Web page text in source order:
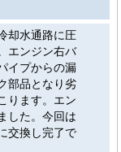
却水通路に圧
エンジン右バ
イプからの漏
部品となり劣
ります。エン
した。今回は
交換し完了で